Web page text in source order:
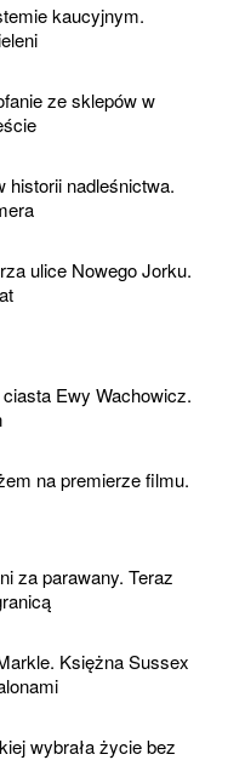
kaucyjnym.
ze sklepów w
historii nadleśnictwa.
ulice Nowego Jorku.
Ewy Wachowicz.
na premierze filmu.
za parawany. Teraz
Księżna Sussex
wybrała życie bez